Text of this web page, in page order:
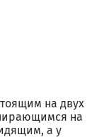
на двух
на
а у